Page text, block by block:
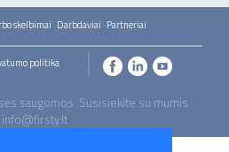
skelbimai Darbdaviai Partneriai
politika
saugomos. Susisiekite su mumis